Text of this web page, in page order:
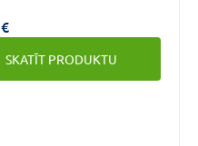
C vitamīns, cinks un
veicina normālu
darbību. Turklāt C
un cinks veicina šūnu
SKATĪT PRODUKTU